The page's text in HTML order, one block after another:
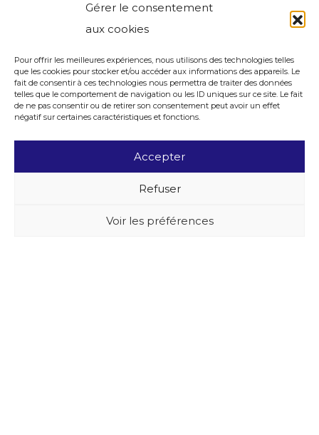
Gérer le consentement
aux cookies
Pour offrir les meilleures expériences, nous utilisons des technologies telles
que les cookies pour stocker et/ou accéder aux informations des appareils. Le
fait de consentir à ces technologies nous permettra de traiter des données
telles que le comportement de navigation ou les ID uniques sur ce site. Le fait
de ne pas consentir ou de retirer son consentement peut avoir un effet
négatif sur certaines caractéristiques et fonctions.
Accepter
Refuser
Voir les préférences